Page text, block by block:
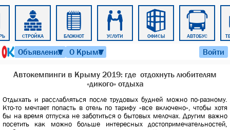
СТРОЙКА БЛОКНОТ УСЛУГИ ОФИСЫ АВТОБУС
Объявления
▼ О Крыме
▼ Войти
Автокемпинги в Крыму 2019: где отдохнуть любителям
«дикого» отдыха
Отдыхать и расслабляться после трудовых будней можно по-разному.
Кто-то мечтает попасть в отель по тарифу «все включено», чтобы хотя
бы на время отпуска не заботиться о бытовых мелочах. Другим важно
посетить как можно больше интересных достопримечательностей,